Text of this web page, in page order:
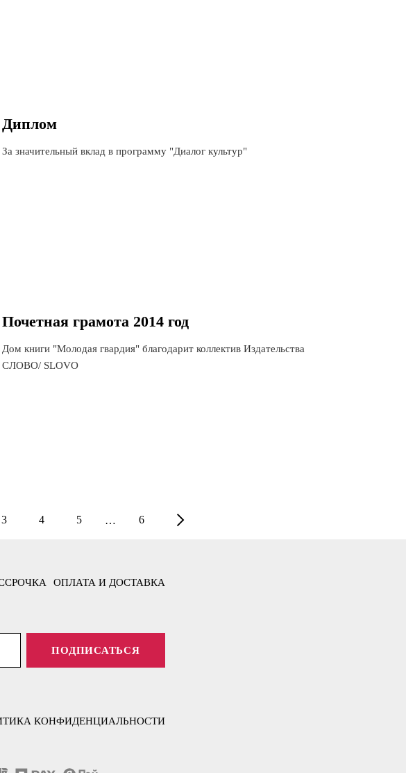
Диплом
За значительный вклад в программу "Диалог культур"
Почетная грамота 2014 год
Дом книги "Молодая гвардия" благодарит коллектив Издательства
СЛОВО/ SLOVO
3 4 5 … 6
ОПЛАТА И ДОСТАВКА
ПОДПИСАТЬСЯ
КОНФИДЕНЦИАЛЬНОСТИ